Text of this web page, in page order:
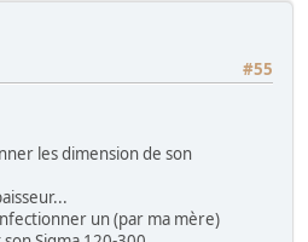
#55
les dimension de son
un (par ma mère)